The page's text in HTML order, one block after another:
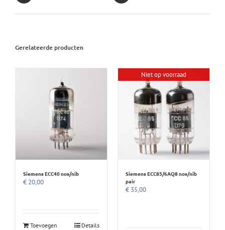
Gerelateerde producten
Siemens ECC40 nos/nib
€ 20,00
Toevoegen
Details
Niet op voorraad
Siemens ECC85/6AQ8 nos/nib
pair
€ 35,00